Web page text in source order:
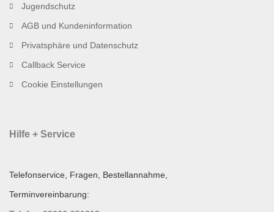
Jugendschutz
AGB und Kundeninformation
Privatsphäre und Datenschutz
Callback Service
Cookie Einstellungen
Hilfe + Service
Telefonservice, Fragen, Bestellannahme,
Terminvereinbarung: